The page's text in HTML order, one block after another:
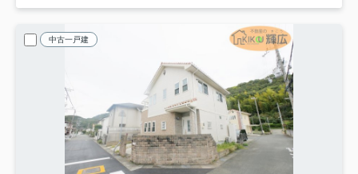
中古一戸建